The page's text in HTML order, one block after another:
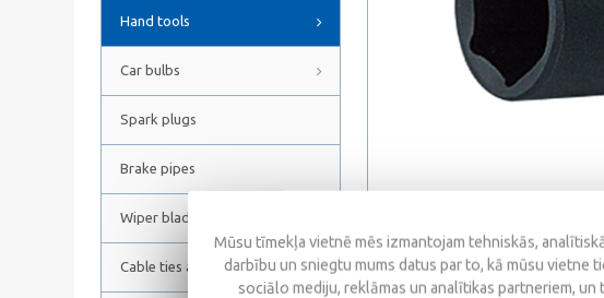
Hand tools
Car bulbs
Spark plugs
Brake pipes
Wiper blades
Cable ties and Hose clamps
Mūsu tīmekļa vietnē mēs izmantojam tehniskās,
darbību un sniegtu mums datus par to, kā mūsu vietne
sociālo mediju, reklāmas un analītikas partneriem,